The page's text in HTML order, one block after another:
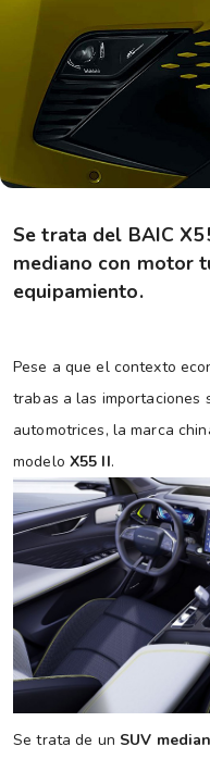
Se trata del BAIC
mediano con motor
equipamiento.
Pese a que el contexto
trabas a las importaciones
automotrices, la marca
modelo X55 II.
Se trata de un SUV